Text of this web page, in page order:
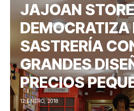
JAJOAN STORE
DEMOCRATIZA
SASTRERÍA
GRANDES
PRECIOS
12 ENERO, 2018